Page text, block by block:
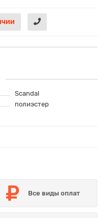
Scandal
полиэстер
Все виды оплат